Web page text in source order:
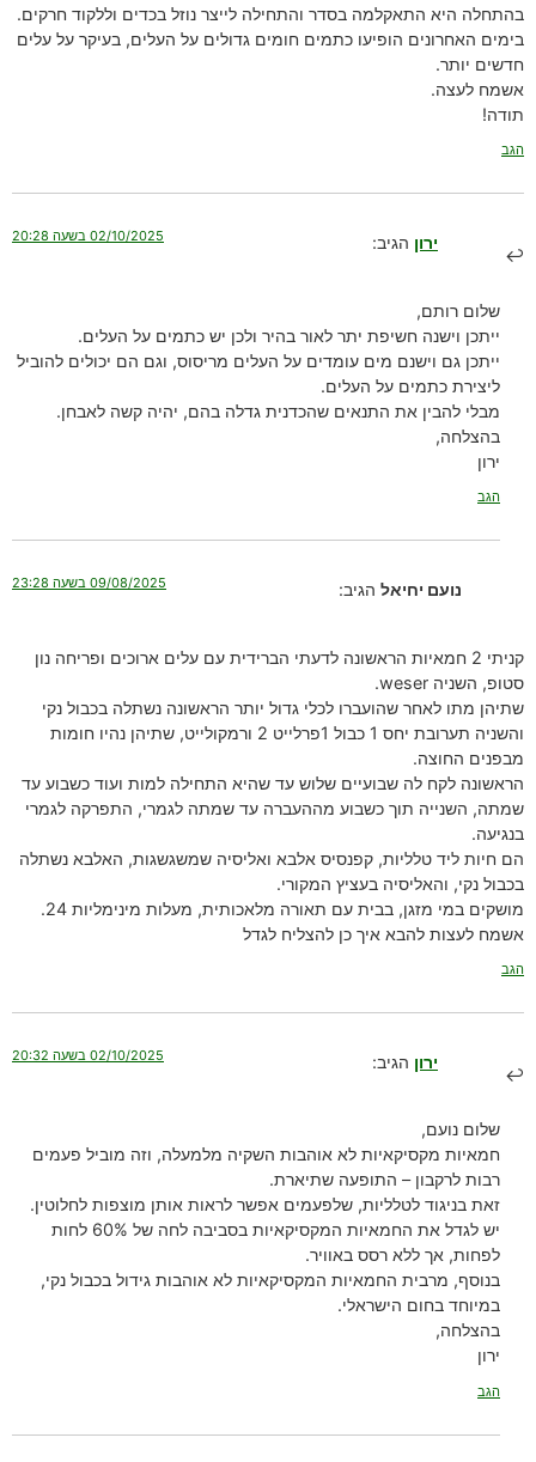
בהתחלה היא התאקלמה בסדר והתחילה לייצר נוזל בכדים וללקוד חרקים.
בימים האחרונים הופיעו כתמים חומים גדולים על העלים, בעיקר על עלים
חדשים יותר.
אשמח לעצה.
תודה!
הגב
ירון הגיב: 02/10/2025 בשעה 20:28
שלום רותם,
ייתכן וישנה חשיפת יתר לאור בהיר ולכן יש כתמים על העלים.
ייתכן גם וישנם מים עומדים על העלים מריסוס, וגם הם יכולים להוביל
ליצירת כתמים על העלים.
מבלי להבין את התנאים שהכדנית גדלה בהם, יהיה קשה לאבחן.
בהצלחה,
ירון
הגב
נועם יחיאל הגיב: 09/08/2025 בשעה 23:28
קניתי 2 חמאיות הראשונה לדעתי הברידית עם עלים ארוכים ופריחה נון
סטופ, השניה weser.
שתיהן מתו לאחר שהועברו לכלי גדול יותר הראשונה נשתלה בכבול נקי
והשניה תערובת יחס 1 כבול 1פרלייט 2 ורמקולייט, שתיהן נהיו חומות
מבפנים החוצה.
הראשונה לקח לה שבועיים שלוש עד שהיא התחילה למות ועוד כשבוע עד
שמתה, השנייה תוך כשבוע מההעברה עד שמתה לגמרי, התפרקה לגמרי
בנגיעה.
הם חיות ליד טלליות, קפנסיס אלבא ואליסיה שמשגשגות, האלבא נשתלה
בכבול נקי, והאליסיה בעציץ המקורי.
מושקים במי מזגן, בבית עם תאורה מלאכותית, מעלות מינימליות 24.
אשמח לעצות להבא איך כן להצליח לגדל
הגב
ירון הגיב: 02/10/2025 בשעה 20:32
שלום נועם,
חמאיות מקסיקאיות לא אוהבות השקיה מלמעלה, וזה מוביל פעמים
רבות לרקבון – התופעה שתיארת.
זאת בניגוד לטלליות, שלפעמים אפשר לראות אותן מוצפות לחלוטין.
יש לגדל את החמאיות המקסיקאיות בסביבה לחה של 60% לחות
לפחות, אך ללא רסס באוויר.
בנוסף, מרבית החמאיות המקסיקאיות לא אוהבות גידול בכבול נקי,
במיוחד בחום הישראלי.
בהצלחה,
ירון
הגב